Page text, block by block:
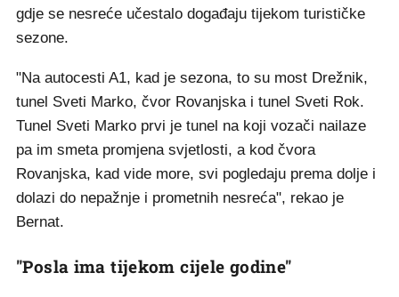
gdje se nesreće učestalo događaju tijekom turističke
sezone.
"Na autocesti A1, kad je sezona, to su most Drežnik,
tunel Sveti Marko, čvor Rovanjska i tunel Sveti Rok.
Tunel Sveti Marko prvi je tunel na koji vozači nailaze
pa im smeta promjena svjetlosti, a kod čvora
Rovanjska, kad vide more, svi pogledaju prema dolje i
dolazi do nepažnje i prometnih nesreća", rekao je
Bernat.
"Posla ima tijekom cijele godine"